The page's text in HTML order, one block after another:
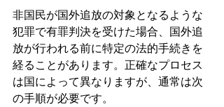
非国民が国外追放の対象となるような
犯罪で有罪判決を受けた場合、国外追
放が行われる前に特定の法的手続きを
経ることがあります。正確なプロセス
は国によって異なりますが、通常は次
の手順が必要です。